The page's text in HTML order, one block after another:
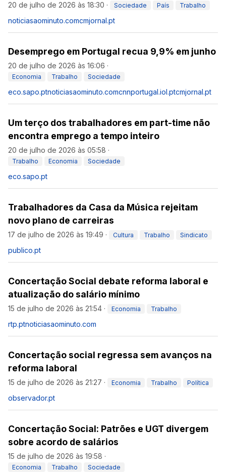
20 de julho de 2026 às 18:30 · Sociedade País Trabalho
noticiasaominuto.comcmjornal.pt
Desemprego em Portugal recua 9,9% em junho
20 de julho de 2026 às 16:06 ·
Economia Trabalho Sociedade
eco.sapo.ptnoticiasaominuto.comcnnportugal.iol.ptcmjornal.pt
Um terço dos trabalhadores em part-time não
encontra emprego a tempo inteiro
20 de julho de 2026 às 05:58 ·
Trabalho Economia Sociedade
eco.sapo.pt
Trabalhadores da Casa da Música rejeitam
novo plano de carreiras
17 de julho de 2026 às 19:49 · Cultura Trabalho Sindicato
publico.pt
Concertação Social debate reforma laboral e
atualização do salário mínimo
15 de julho de 2026 às 21:54 · Economia Trabalho
rtp.ptnoticiasaominuto.com
Concertação social regressa sem avanços na
reforma laboral
15 de julho de 2026 às 21:27 · Economia Trabalho Política
observador.pt
Concertação Social: Patrões e UGT divergem
sobre acordo de salários
15 de julho de 2026 às 19:58 ·
Economia Trabalho Sociedade